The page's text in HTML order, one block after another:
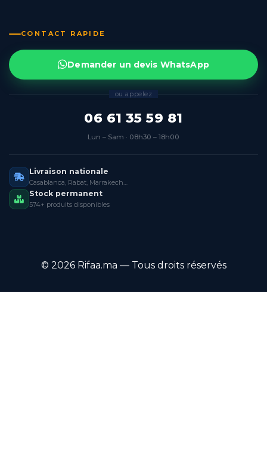
CONTACT RAPIDE
Demander un devis WhatsApp
ou appelez
06 61 35 59 81
Lun – Sam · 08h30 – 18h00
Livraison nationale
Casablanca, Rabat, Marrakech…
Stock permanent
574+ produits disponibles
© 2026 Rifaa.ma — Tous droits réservés